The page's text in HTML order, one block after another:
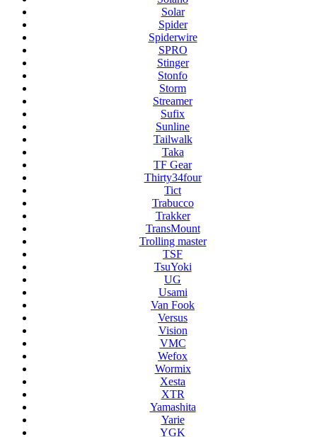
Solar
Spider
Spiderwire
SPRO
Stinger
Stonfo
Storm
Streamer
Sufix
Sunline
Tailwalk
Taka
TF Gear
Thirty34four
Tict
Trabucco
Trakker
TransMount
Trolling master
TSF
TsuYoki
UG
Usami
Van Fook
Versus
Vision
VMC
Wefox
Wormix
Xesta
XTR
Yamashita
Yarie
YGK